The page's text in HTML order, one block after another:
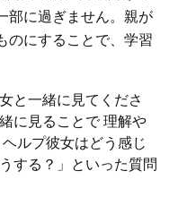
部に過ぎません。親が
のにすることで、学習
と一緒に見てくださ
に見ることで 理解や
ルプ彼女はどう感じ
する？」といった質問